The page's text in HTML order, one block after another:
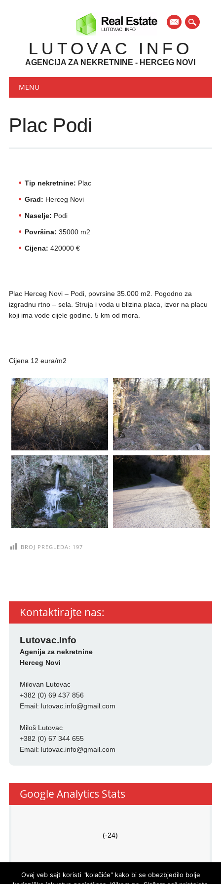
mail
LUTOVAC INFO
AGENCIJA ZA NEKRETNINE - HERCEG NOVI
Main menu
MENU
Plac Podi
Tip nekretnine: Plac
Grad: Herceg Novi
Naselje: Podi
Površina: 35000 m2
Cijena: 420000 €
Plac Herceg Novi – Podi, povrsine 35.000 m2. Pogodno za
izgradnu rtno – sela. Struja i voda u blizina placa, izvor na placu
koji ima vode cijele godine. 5 km od mora.
Cijena 12 eura/m2
BROJ PREGLEDA: 197
Kontaktirajte nas:
Lutovac.Info
Agenija za nekretnine
Herceg Novi
Milovan Lutovac
+382 (0) 69 437 856
Email: lutovac.info@gmail.com
Miloš Lutovac
+382 (0) 67 344 655
Email: lutovac.info@gmail.com
Google Analytics Stats
(-24)
Ovaj veb sajt koristi "kolačiće" kako bi se obezbjedilo bolje